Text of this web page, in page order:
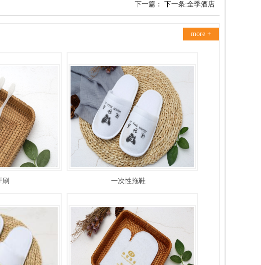
下一篇： 下一条:全季酒店
more +
刷 一次性拖鞋